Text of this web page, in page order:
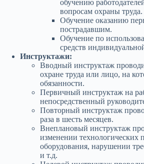
обучению
вопросам охраны труда.
Обучение оказанию
пострадавшим.
Обучение по
средств
Инструктажи:
Вводный инструктаж
охране труда или лицо, на
обязанности.
Первичный инструктаж на
непосредственный
Повторный инструктаж
раза в шесть месяцев.
Внеплановый инструктаж
изменении технологических
оборудования, нарушении
и т.д.